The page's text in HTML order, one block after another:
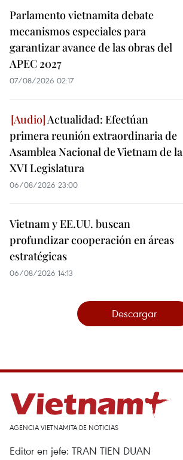
Parlamento vietnamita debate
mecanismos especiales para
garantizar avance de las obras del
APEC 2027
07/08/2026 02:17
Actualidad: Efectúan
primera reunión extraordinaria de
Asamblea Nacional de Vietnam de la
XVI Legislatura
06/08/2026 23:00
Vietnam y EE.UU. buscan
profundizar cooperación en áreas
estratégicas
06/08/2026 14:13
Descargar
AGENCIA VIETNAMITA DE NOTICIAS
Editor en jefe: TRAN TIEN DUAN